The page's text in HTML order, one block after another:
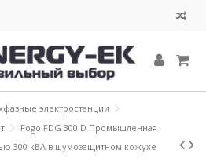
электростанции
Fogo FDG 300 D Промышленная
300 кВА в шумозащитном кожухе